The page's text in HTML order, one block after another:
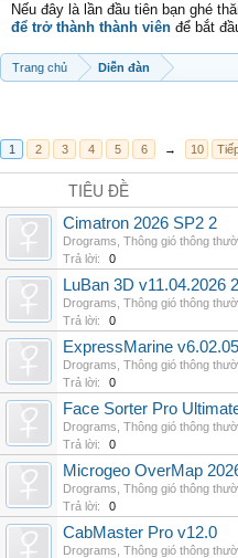
Nếu đây là lần đầu tiên bạn ghé
để trở thành thành viên để bắt
Trang chủ Diễn đàn
1 2 3 4 5 6 → 10
TIÊU ĐỀ
Cimatron 2026 SP2 2
Drograms Thông gió thông
Trả lời:
0
LuBan 3D v11.04.2026 2
Drograms Thông gió thông
Trả lời:
0
ExpressMarine v6.02.05
Drograms Thông gió thông
Trả lời:
0
Face Sorter Pro
Drograms Thông gió thông
Trả lời:
0
Microgeo OverMap
Drograms Thông gió thông
Trả lời:
0
CabMaster Pro v12.0
Drograms Thông gió thông